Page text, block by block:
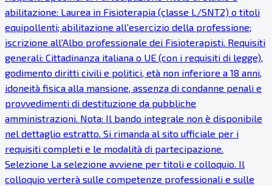
abilitazione: Laurea in Fisioterapia (classe L/SNT2) o titoli
equipollenti; abilitazione all'esercizio della professione;
iscrizione all'Albo professionale dei Fisioterapisti. Requisiti
generali: Cittadinanza italiana o UE (con i requisiti di legge),
godimento diritti civili e politici, età non inferiore a 18 anni,
idoneità fisica alla mansione, assenza di condanne penali e
provvedimenti di destituzione da pubbliche
amministrazioni. Nota: Il bando integrale non è disponibile
nel dettaglio estratto. Si rimanda al sito ufficiale per i
requisiti completi e le modalità di partecipazione.
Selezione La selezione avviene per titoli e colloquio. Il
colloquio verterà sulle competenze professionali e sulle